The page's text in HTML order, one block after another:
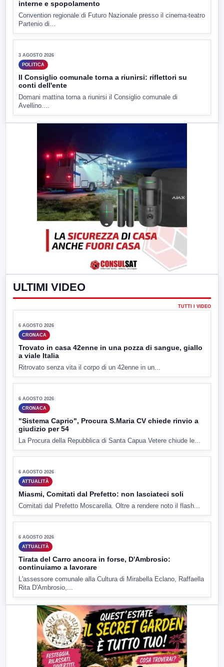
interne e spopolamento
Convention regionale di Futuro Nazionale presso il cinema-teatro
Partenio di...
▶
3 AGOSTO 2026
POLITICA
Il Consiglio comunale torna a riunirsi: riflettori su
conti dell'ente
Domani mattina torna a riunirsi il Consiglio comunale di
Avellino....
ULTIMI VIDEO
TUTTI I VIDEO
▶
6 AGOSTO 2026
CRONACA
Trovato in casa 42enne in una pozza di sangue, giallo
a viale Italia
Ritrovato senza vita il corpo di un 42enne in un...
▶
6 AGOSTO 2026
CRONACA
"Sistema Caprio", Procura S.Maria CV chiede rinvio a
giudizio per 54
La Procura della Repubblica di Santa Capua Vetere chiude le...
▶
6 AGOSTO 2026
ATTUALITÀ
Miasmi, Comitati dal Prefetto: non lasciateci soli
Comitati dal Prefetto Moscarella. Oltre a rendere noto il flash...
▶
6 AGOSTO 2026
ATTUALITÀ
Tirata del Carro ancora in forse, D'Ambrosio:
continuiamo a lavorare
L'assessore comunale alla Cultura di Mirabella Eclano, Raffaella
Rita D'Ambrosio,...